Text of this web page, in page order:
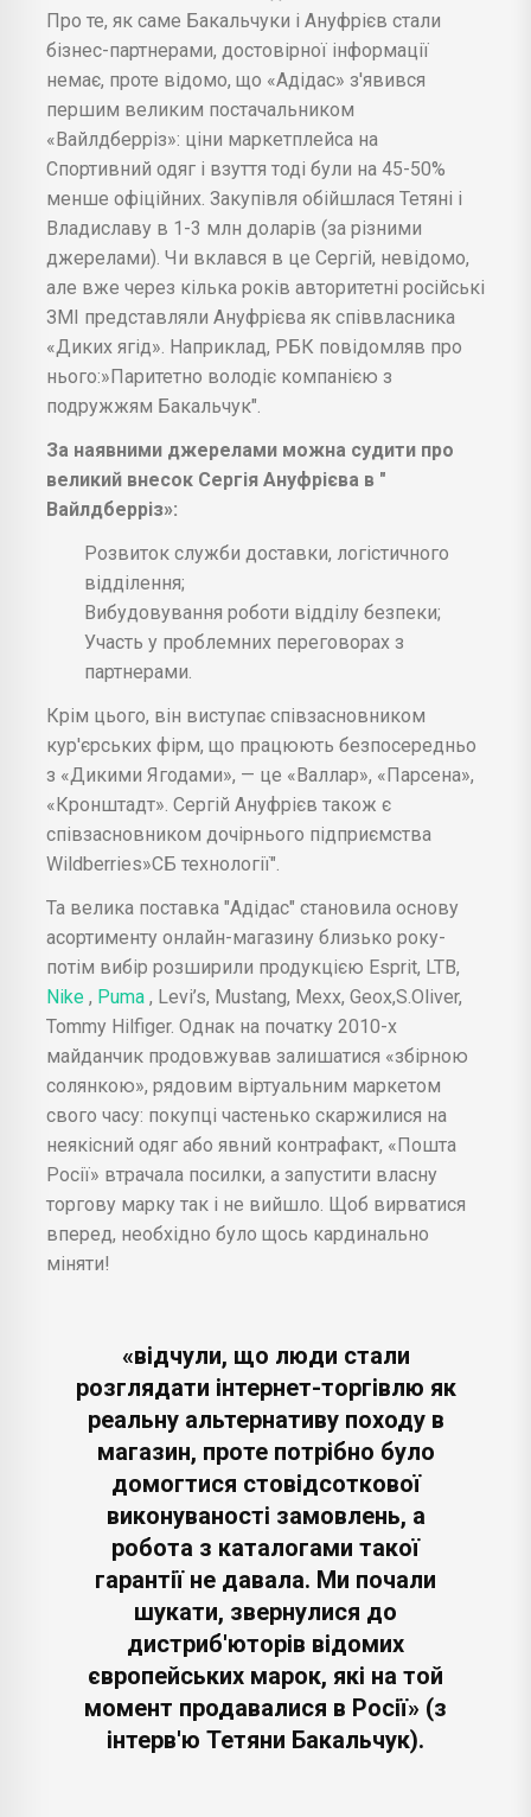
Про те, як саме Бакальчуки і Ануфрієв стали
бізнес-партнерами, достовірної інформації
немає, проте відомо, що «Адідас» з'явився
першим великим постачальником
«Вайлдберріз»: ціни маркетплейса на
Спортивний одяг і взуття тоді були на 45-50%
менше офіційних. Закупівля обійшлася Тетяні і
Владиславу в 1-3 млн доларів (за різними
джерелами). Чи вклався в це Сергій, невідомо,
але вже через кілька років авторитетні російські
ЗМІ представляли Ануфрієва як співвласника
«Диких ягід». Наприклад, РБК повідомляв про
нього:»Паритетно володіє компанією з
подружжям Бакальчук".
За наявними джерелами можна судити про
великий внесок Сергія Ануфрієва в "
Вайлдберріз»:
Розвиток служби доставки, логістичного
відділення;
Вибудовування роботи відділу безпеки;
Участь у проблемних переговорах з
партнерами.
Крім цього, він виступає співзасновником
кур'єрських фірм, що працюють безпосередньо
з «Дикими Ягодами», — це «Валлар», «Парсена»,
«Кронштадт». Сергій Ануфрієв також є
співзасновником дочірнього підприємства
Wildberries»СБ технології".
Та велика поставка "Адідас" становила основу
асортименту онлайн-магазину близько року-
потім вибір розширили продукцією Esprit, LTB,
Nike , Puma , Levi’s, Mustang, Mexx, Geox,S.Oliver,
Tommy Hilfiger. Однак на початку 2010-х
майданчик продовжував залишатися «збірною
солянкою», рядовим віртуальним маркетом
свого часу: покупці частенько скаржилися на
неякісний одяг або явний контрафакт, «Пошта
Росії» втрачала посилки, а запустити власну
торгову марку так і не вийшло. Щоб вирватися
вперед, необхідно було щось кардинально
міняти!
«відчули, що люди стали
розглядати інтернет-торгівлю як
реальну альтернативу походу в
магазин, проте потрібно було
домогтися стовідсоткової
виконуваності замовлень, а
робота з каталогами такої
гарантії не давала. Ми почали
шукати, звернулися до
дистриб'юторів відомих
європейських марок, які на той
момент продавалися в Росії» (з
інтерв'ю Тетяни Бакальчук).